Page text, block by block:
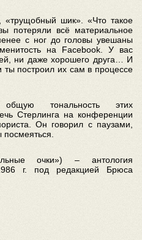
шик». «Что такое
потеряли всё материальное
с ног до головы увешаны
на Facebook. У вас
ни даже хорошего друга… И
построил их сам в процессе
общую тональность этих
Стерлинга на конференции
Он говорил с паузами,
очки») – антология
г. под редакцией Брюса